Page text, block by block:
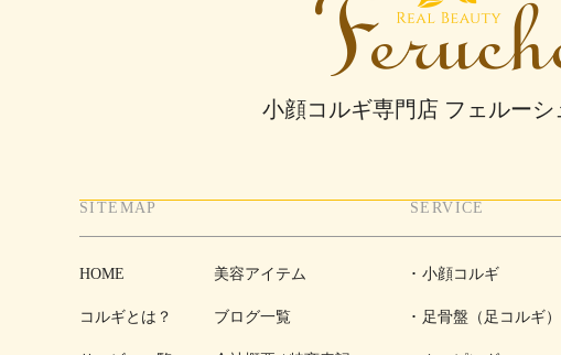
小顔コルギ専門店 フェルーシ
SITEMAP
HOME
コルギとは？
美容アイテム
ブログ一覧
SERVICE
小顔コルギ
足骨盤（足コルギ）